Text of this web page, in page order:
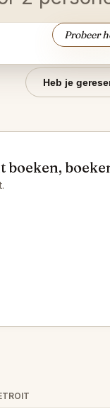
Probeer
Heb je
boeken,